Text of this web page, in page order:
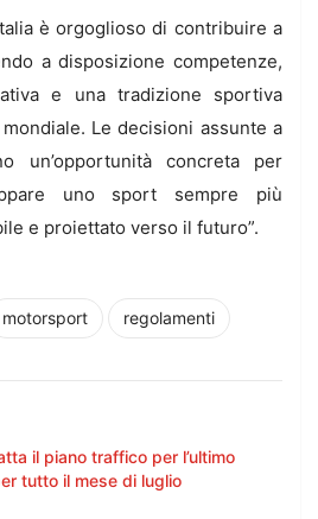
è orgoglioso di contribuire a
a disposizione competenze,
e una tradizione sportiva
Le decisioni assunte a
un’opportunità concreta per
uno sport sempre più
e proiettato verso il futuro”.
motorsport regolamenti
il piano traffico per l’ultimo
tutto il mese di luglio